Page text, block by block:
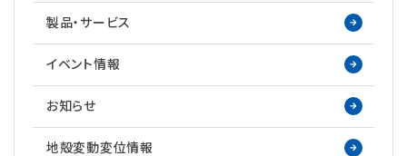
製品・サービス
イベント情報
お知らせ
地殻変動変位情報